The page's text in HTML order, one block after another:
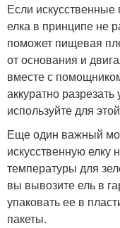
Если
елка в принципе не
поможет пищевая
от основания и
вместе с
аккуратно
используйте для
Еще один важный
искусственную
температуры для
вы вывозите ель в
упаковать ее в
пакеты.